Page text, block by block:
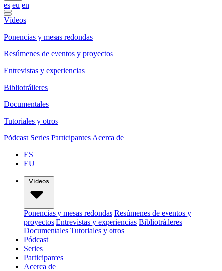
es eu en
Vídeos
Ponencias y mesas redondas
Resúmenes de eventos y proyectos
Entrevistas y experiencias
Bibliotráileres
Documentales
Tutoriales y otros
Pódcast Series Participantes Acerca de
ES
EU
Vídeos
Ponencias y mesas redondas Resúmenes de eventos y
proyectos Entrevistas y experiencias Bibliotráileres
Documentales Tutoriales y otros
Pódcast
Series
Participantes
Acerca de